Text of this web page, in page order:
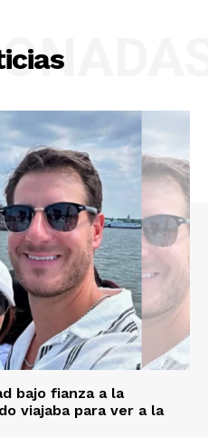
bajo fianza a la
viajaba para ver a la